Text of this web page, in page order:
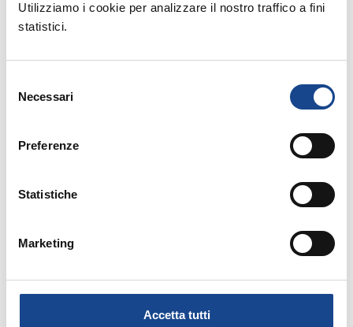
Utilizziamo i cookie per analizzare il nostro traffico a fini
statistici.
delNecessari
Preferenze
Statistiche
Marketing
Accetta tutti
riservato agli operatori del Comune di Ravenna
permanente (III sessione)
Pomeriggio di Studio -
Ravenna